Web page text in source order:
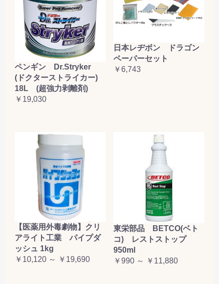
ペンギン Dr.Stryker
(ドクターストライカー)
18L (超強力剥離剤)
￥19,030
日本レヂボン ドラゴン
ペーパーセット
￥6,743
【医薬用外毒劇物】クリ
アライト工業 パイプダ
ッシュ 1kg
￥10,120 ～ ￥19,690
東栄部品 BETCO(ベト
コ) レストストップ
950ml
￥990 ～ ￥11,880